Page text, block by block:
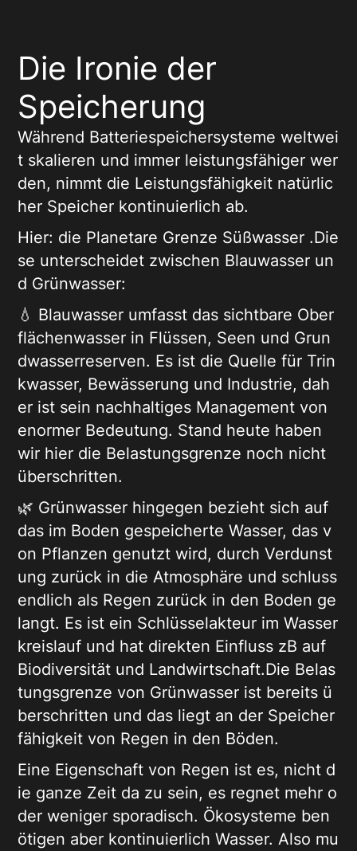
Die Ironie der
Speicherung
Während Batteriespeichersysteme weltwei
t skalieren und immer leistungsfähiger wer
den, nimmt die Leistungsfähigkeit natürlic
her Speicher kontinuierlich ab.
Hier: die Planetare Grenze Süßwasser .Die
se unterscheidet zwischen Blauwasser un
d Grünwasser:
💧 Blauwasser umfasst das sichtbare Ober
flächenwasser in Flüssen, Seen und Grun
dwasserreserven. Es ist die Quelle für Trin
kwasser, Bewässerung und Industrie, dah
er ist sein nachhaltiges Management von
enormer Bedeutung. Stand heute haben
wir hier die Belastungsgrenze noch nicht
überschritten.
🌿 Grünwasser hingegen bezieht sich auf
das im Boden gespeicherte Wasser, das v
on Pflanzen genutzt wird, durch Verdunst
ung zurück in die Atmosphäre und schluss
endlich als Regen zurück in den Boden ge
langt. Es ist ein Schlüsselakteur im Wasser
kreislauf und hat direkten Einfluss zB auf
Biodiversität und Landwirtschaft.Die Belas
tungsgrenze von Grünwasser ist bereits ü
berschritten und das liegt an der Speicher
fähigkeit von Regen in den Böden.
Eine Eigenschaft von Regen ist es, nicht d
ie ganze Zeit da zu sein, es regnet mehr o
der weniger sporadisch. Ökosysteme ben
ötigen aber kontinuierlich Wasser. Also mu